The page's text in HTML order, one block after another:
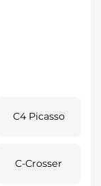
C4 Picasso
C-Crosser